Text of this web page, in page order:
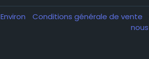
Environ Conditions générale de vente
nous